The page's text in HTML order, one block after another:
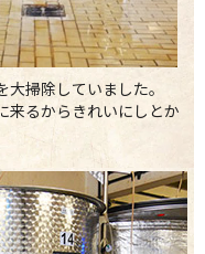
掃除していました。
来るからきれいにしとか